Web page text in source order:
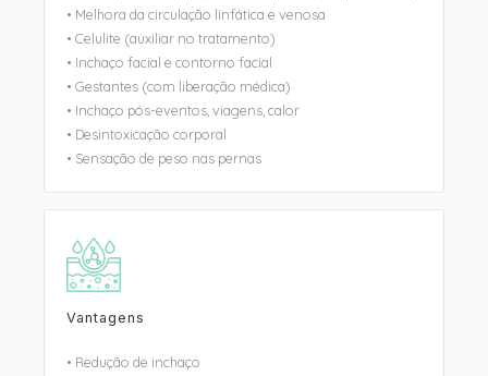
• Melhora da circulação linfática e venosa
• Celulite (auxiliar no tratamento)
• Inchaço facial e contorno facial
• Gestantes (com liberação médica)
• Inchaço pós-eventos, viagens, calor
• Desintoxicação corporal
• Sensação de peso nas pernas
Vantagens
• Redução de inchaço